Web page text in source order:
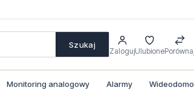
Szukaj
ZalogujUlubionePorównaj
Monitoring analogowy Alarmy